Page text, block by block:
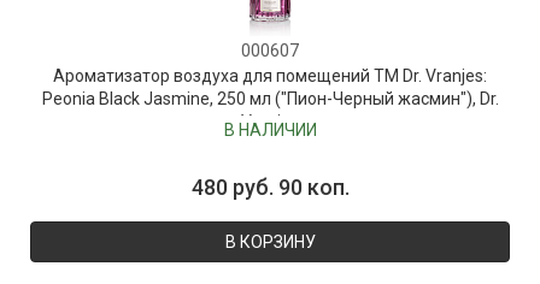
000607
Ароматизатор воздуха для помещений ТМ Dr. Vranjes:
Peonia Black Jasmine, 250 мл ("Пион-Черный жасмин"), Dr.
Vranjes
В НАЛИЧИИ
480 руб. 90 коп.
В КОРЗИНУ